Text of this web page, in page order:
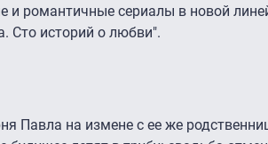
и романтичные сериалы в новой
Сто историй о любви".
Павла на измене с ее же